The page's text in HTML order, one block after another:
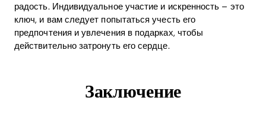
радость. Индивидуальное участие и искренность – это
ключ, и вам следует попытаться учесть его
предпочтения и увлечения в подарках, чтобы
действительно затронуть его сердце.
Заключение